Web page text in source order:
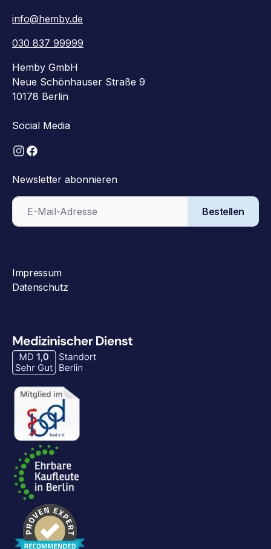
info@hemby.de
030 837 99999
Hemby GmbH
Neue Schönhauser Straße 9
10178 Berlin
Social Media
Newsletter abonnieren
Bestellen
Impressum
Datenschutz